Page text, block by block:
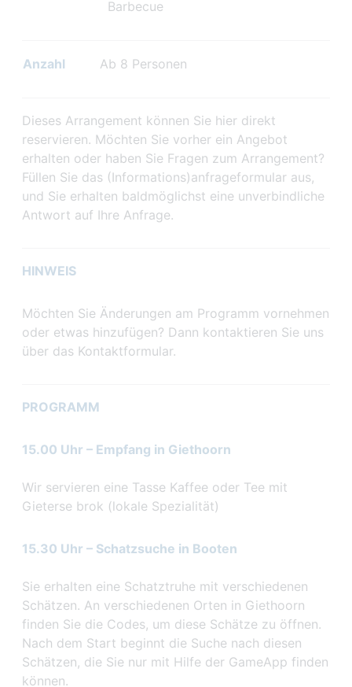
Barbecue
Anzahl Ab 8 Personen
Dieses Arrangement können Sie hier direkt
reservieren. Möchten Sie vorher ein Angebot
erhalten oder haben Sie Fragen zum Arrangement?
Füllen Sie das (Informations)anfrageformular aus,
und Sie erhalten baldmöglichst eine unverbindliche
Antwort auf Ihre Anfrage.
HINWEIS
Möchten Sie Änderungen am Programm vornehmen
oder etwas hinzufügen? Dann kontaktieren Sie uns
über das Kontaktformular.
PROGRAMM
15.00 Uhr – Empfang in Giethoorn
Wir servieren eine Tasse Kaffee oder Tee mit
Gieterse brok (lokale Spezialität)
15.30 Uhr – Schatzsuche in Booten
Sie erhalten eine Schatztruhe mit verschiedenen
Schätzen. An verschiedenen Orten in Giethoorn
finden Sie die Codes, um diese Schätze zu öffnen.
Nach dem Start beginnt die Suche nach diesen
Schätzen, die Sie nur mit Hilfe der GameApp finden
können.